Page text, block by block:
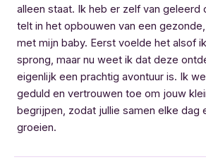
alleen staat. Ik heb er zelf van geleerd
telt in het opbouwen van een
met mijn baby. Eerst voelde het alsof
sprong, maar nu weet ik dat deze
eigenlijk een prachtig avontuur is. Ik
geduld en vertrouwen toe om jouw
begrijpen, zodat jullie samen elke dag
groeien.